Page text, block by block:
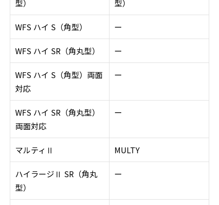
型）
型）
WFS ハイ S（角型） ー
WFS ハイ SR（角丸型） ー
WFS ハイ S（角型）両面
対応
ー
WFS ハイ SR（角丸型）
両面対応
ー
マルティⅡ MULTY
ハイラージⅡ SR（角丸
型）
ー